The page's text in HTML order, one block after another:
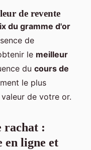
de revente
du gramme d'or
de
le meilleur
du cours de
le plus
de votre or.
rachat :
en ligne et